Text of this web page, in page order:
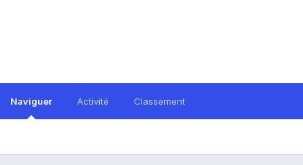
Naviguer Activité Classement